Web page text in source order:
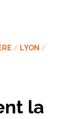
/ LYON /
la